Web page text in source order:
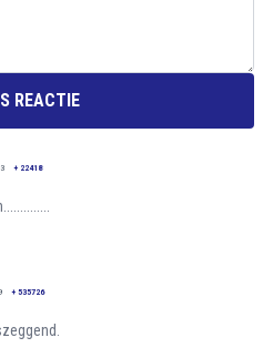
REACTIE
+ 22418
+ 535726